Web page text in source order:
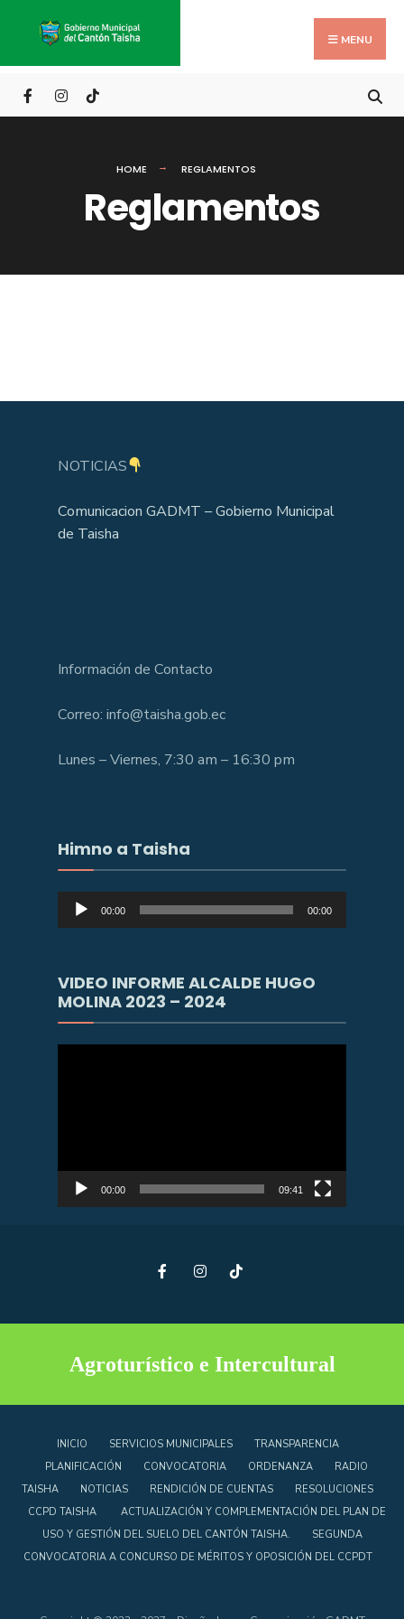
content
MENU
HOME REGLAMENTOS
Reglamentos
NOTICIAS
Comunicacion GADMT – Gobierno Municipal
de Taisha
Información de Contacto
Correo: info@taisha.gob.ec
Lunes – Viernes, 7:30 am – 16:30 pm
Himno a Taisha
Reproductor
de
00:00 00:00
VIDEO INFORME ALCALDE HUGO
MOLINA 2023 – 2024
00:00 09:41
Agroturístico e Intercultural
INICIO SERVICIOS MUNICIPALES
TRANSPARENCIA
PLANIFICACIÓN
CONVOCATORIA ORDENANZA
RADIO
TAISHA
NOTICIAS RENDICIÓN DE CUENTAS
RESOLUCIONES
CCPD TAISHA
ACTUALIZACIÓN Y COMPLEMENTACIÓN DEL PLAN DE
USO Y GESTIÓN DEL SUELO DEL CANTÓN TAISHA.
SEGUNDA
CONVOCATORIA A CONCURSO DE MÉRITOS Y OPOSICIÓN DEL CCPDT
for: